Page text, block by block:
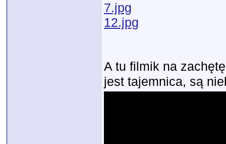
7.jpg
12.jpg
A tu filmik na
jest tajemnica, są